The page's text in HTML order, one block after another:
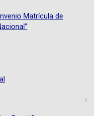
Matrícula de